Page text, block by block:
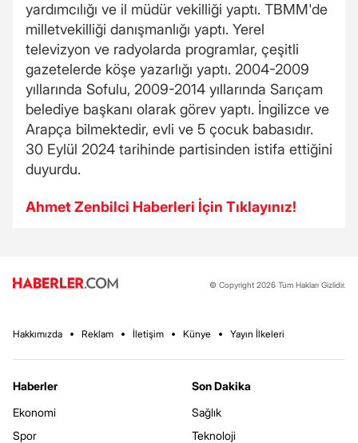
yardımcılığı ve il müdür vekilliği yaptı. TBMM'de
milletvekilliği danışmanlığı yaptı. Yerel
televizyon ve radyolarda programlar, çeşitli
gazetelerde köşe yazarlığı yaptı. 2004-2009
yıllarında Sofulu, 2009-2014 yıllarında Sarıçam
belediye başkanı olarak görev yaptı. İngilizce ve
Arapça bilmektedir, evli ve 5 çocuk babasıdır.
30 Eylül 2024 tarihinde partisinden istifa ettiğini
duyurdu.
Ahmet Zenbilci Haberleri İçin Tıklayınız!
© Copyright 2026 Tüm Hakları Gizlidir.
Hakkımızda Reklam İletişim Künye Yayın İlkeleri
Haberler
Ekonomi
Spor
Son Dakika
Sağlık
Teknoloji